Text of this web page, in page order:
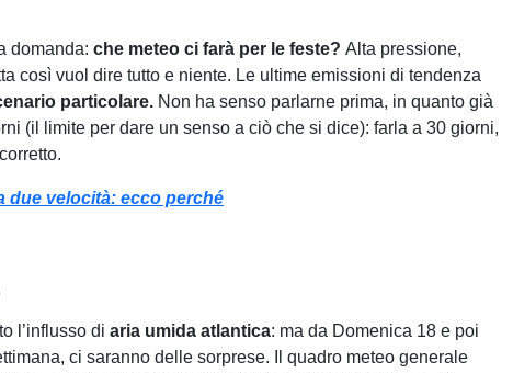
domanda: che meteo ci farà per le feste? Alta pressione,
così vuol dire tutto e niente. Le ultime emissioni di tendenza
particolare. Non ha senso parlarne prima, in quanto già
(il limite per dare un senso a ciò che si dice): farla a 30 giorni,
due velocità: ecco perché
l’influsso di aria umida atlantica: ma da Domenica 18 e poi
ci saranno delle sorprese. Il quadro meteo generale